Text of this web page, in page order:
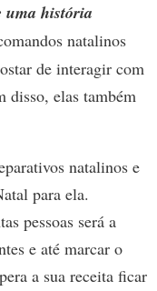
uma história
natalinos
de interagir com
disso, elas também
natalinos e
para ela.
pessoas será a
e até marcar o
a sua receita ficar